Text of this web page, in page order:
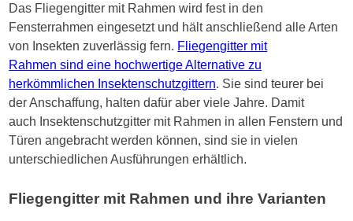
Das Fliegengitter mit Rahmen wird fest in den
Fensterrahmen eingesetzt und hält anschließend alle Arten
von Insekten zuverlässig fern. Fliegengitter mit
Rahmen sind eine hochwertige Alternative zu
herkömmlichen Insektenschutzgittern. Sie sind teurer bei
der Anschaffung, halten dafür aber viele Jahre. Damit
auch Insektenschutzgitter mit Rahmen in allen Fenstern und
Türen angebracht werden können, sind sie in vielen
unterschiedlichen Ausführungen erhältlich.
Fliegengitter mit Rahmen und ihre Varianten